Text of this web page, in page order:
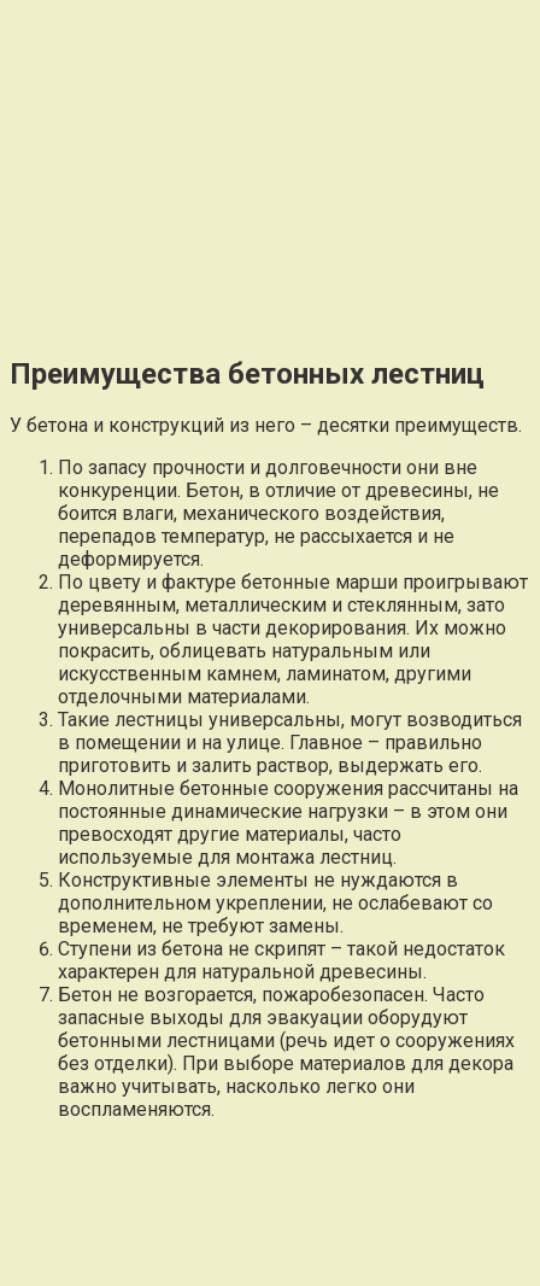
Преимущества бетонных лестниц
У бетона и конструкций из него – десятки преимуществ.
По запасу прочности и долговечности они вне
конкуренции. Бетон, в отличие от древесины, не
боится влаги, механического воздействия,
перепадов температур, не рассыхается и не
деформируется.
По цвету и фактуре бетонные марши проигрывают
деревянным, металлическим и стеклянным, зато
универсальны в части декорирования. Их можно
покрасить, облицевать натуральным или
искусственным камнем, ламинатом, другими
отделочными материалами.
Такие лестницы универсальны, могут возводиться
в помещении и на улице. Главное – правильно
приготовить и залить раствор, выдержать его.
Монолитные бетонные сооружения рассчитаны на
постоянные динамические нагрузки – в этом они
превосходят другие материалы, часто
используемые для монтажа лестниц.
Конструктивные элементы не нуждаются в
дополнительном укреплении, не ослабевают со
временем, не требуют замены.
Ступени из бетона не скрипят – такой недостаток
характерен для натуральной древесины.
Бетон не возгорается, пожаробезопасен. Часто
запасные выходы для эвакуации оборудуют
бетонными лестницами (речь идет о сооружениях
без отделки). При выборе материалов для декора
важно учитывать, насколько легко они
воспламеняются.